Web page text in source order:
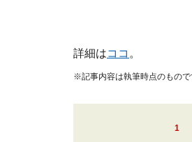
詳細はココ 。
※記事内容は執筆時点のもので
1